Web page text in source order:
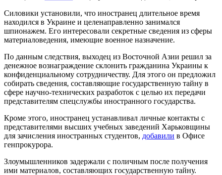
Силовики установили, что иностранец длительное время
находился в Украине и целенаправленно занимался
шпионажем. Его интересовали секретные сведения из сферы
материаловедения, имеющие военное назначение.
По данным следствия, выходец из Восточной Азии решил за
денежное вознаграждение склонить гражданина Украины к
конфиденциальному сотрудничеству. Для этого он предложил
собирать сведения, составляющие государственную тайну в
сфере научно-технических разработок с целью их передачи
представителям спецслужбы иностранного государства.
Кроме этого, иностранец устанавливал личные контакты с
представителями высших учебных заведений Харьковщины
для зачисления иностранных студентов, добавили в Офисе
генпрокурора.
Злоумышленников задержали с поличным после получения
ими материалов, составляющих государственную тайну.